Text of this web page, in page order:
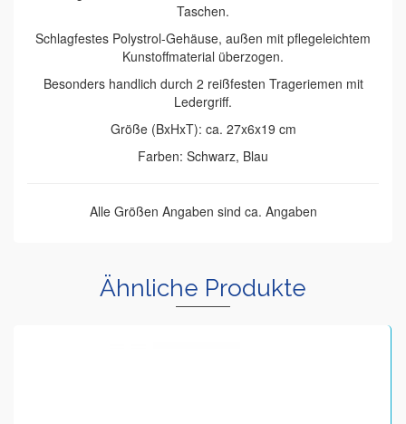
Taschen.
Schlagfestes Polystrol-Gehäuse, außen mit pflegeleichtem
Kunstoffmaterial überzogen.
Besonders handlich durch 2 reißfesten Trageriemen mit
Ledergriff.
Größe (BxHxT): ca. 27x6x19 cm
Farben: Schwarz, Blau
Alle Größen Angaben sind ca. Angaben
Ähnliche Produkte